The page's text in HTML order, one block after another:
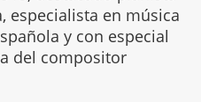
especialista en música
y con especial
del compositor